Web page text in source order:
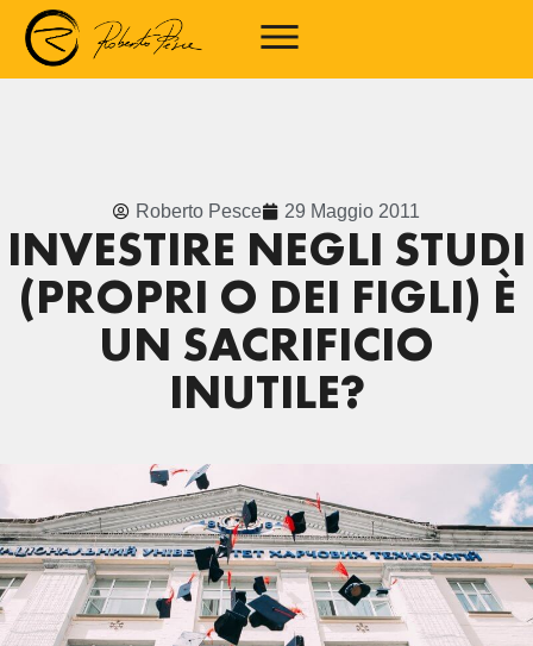
Roberto Pesce 29 Maggio 2011
INVESTIRE NEGLI STUDI
(PROPRI O DEI FIGLI) È
UN SACRIFICIO
INUTILE?